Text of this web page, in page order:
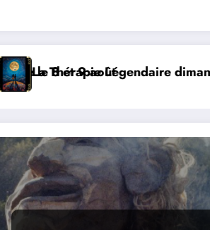
Légendaire dimanche 9 à Prayssac